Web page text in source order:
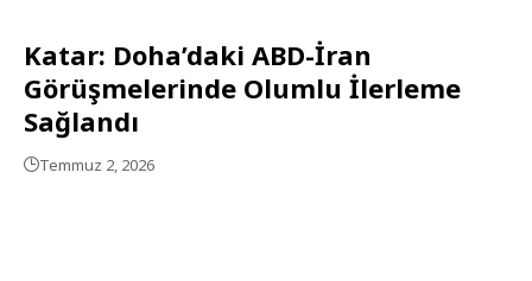
Katar: Doha’daki ABD-İran
Görüşmelerinde Olumlu İlerleme
Sağlandı
Temmuz 2, 2026